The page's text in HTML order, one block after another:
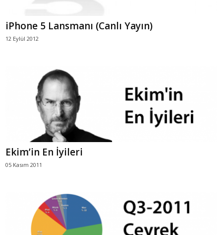
iPhone 5 Lansmanı (Canlı Yayın)
12 Eylül 2012
Ekim’in En İyileri
05 Kasım 2011